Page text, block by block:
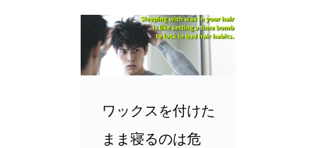
ワックスを付けた
まま寝るのは危